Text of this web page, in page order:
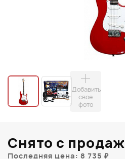
Добавить
свое
фото
Снято с продаж
Последняя цена: 8 735 ₽